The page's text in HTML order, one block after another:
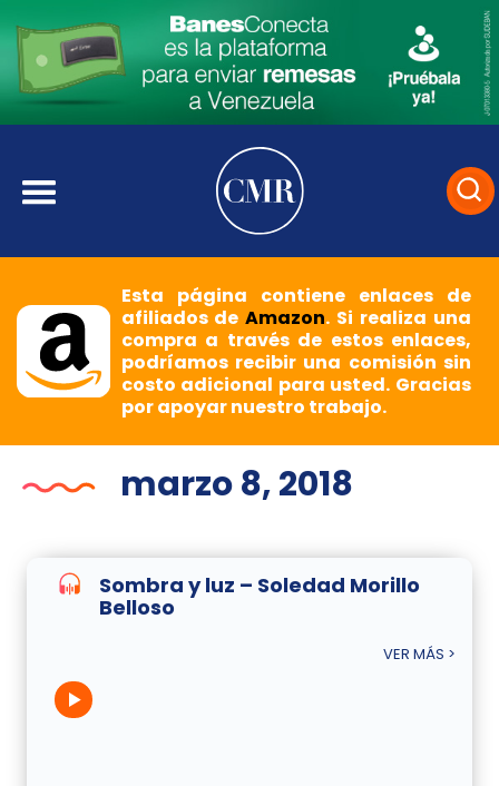
Esta página contiene enlaces de
afiliados deAmazon. Si realiza una
compra a través de estos enlaces,
podríamos recibir una comisión sin
costo adicional para usted. Gracias
por apoyar nuestro trabajo.
marzo 8, 2018
Sombra y luz – Soledad Morillo
Belloso
VER MÁS >